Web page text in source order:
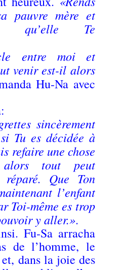
pauvre mère et
lui qu’elle Te
entre moi et
venir est-il alors
Hu-Na avec
sincèrement
Tu es décidée à
refaire une chose
alors tout peut
Que Ton
l’enfant
Toi-même es trop
y aller.».
Fu-Sa arracha
de l’homme, le
dans la joie des